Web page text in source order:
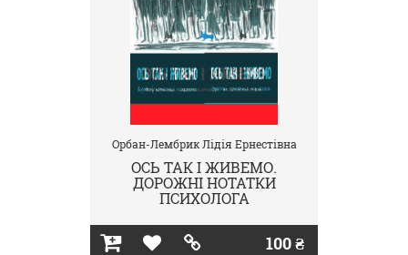
Орбан-Лембрик Лідія Ернестівна
ОСЬ ТАК І ЖИВЕМО.
ДОРОЖНІ НОТАТКИ
ПСИХОЛОГА
100 ₴